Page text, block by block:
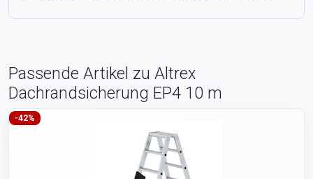
Passende Artikel zu Altrex
Dachrandsicherung EP4 10 m
-42%